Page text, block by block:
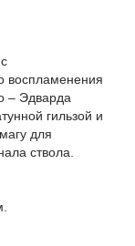
воспламенения
– Эдварда
гильзой и
для
ствола.